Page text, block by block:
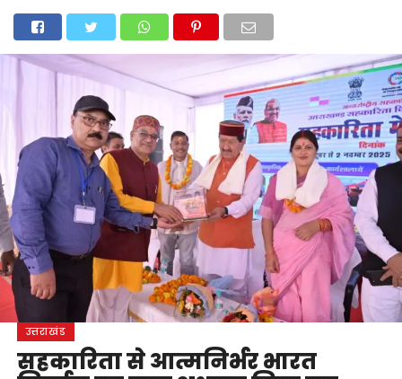
उत्तराखंड अल्मोड़ाउत्तरकाशी उधम सिंह नगर चंपावतचमोलीटिहरी गढ़वाल
नैनीतालपिथौरागढ़पौड़ी गढ़वाल बागेश्वर रुद्रप्रयागहरिद्वारदेशदुनिया
उत्तराखंड
सहकारिता से आत्मनिर्भर भारत